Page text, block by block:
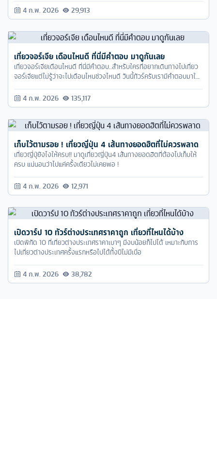
4 ก.พ. 2026 29,913
เที่ยวจอร์เจีย เดือนไหนดี ที่นี่มีคำตอบ มาดูกันเลย
เที่ยวจอร์เจียเดือนไหนดี ที่นี่มีคำตอบ..สำหรับใครที่อยากเดินทางไปเที่ยว
จอร์เจียแต่ไม่รู้ว่าจะไปเดือนไหนช่วงไหนดี วันนี้ทัวร์ครับเรามีคำตอบมาให้
4 ก.พ. 2026 135,117
เก็บไว้ตามรอย ! เที่ยวญี่ปุ่น 4 เส้นทางยอดฮิตที่ไม่ควรพลาด
เที่ยวญี่ปุ่ยังไงให้ครบ!! มาดูเที่ยวญี่ปุ่น4 เส้นทางยอดฮิตที่ต้องไปเก็บให้
ครบ แน่นอนว่าไปแค่ครั้งเดียวไม่เคยพอ !
4 ก.พ. 2026 12,971
เปิดวาร์ป 10 ทัวร์ต่างประเทศราคาถูก เที่ยวที่ไหนได้บ้าง
เปิดพิกัด 10 ที่เที่ยวต่างประเทศราคาเบาๆ มีงบน้อยก็ไปได้ เหมาะกับการ
ไปเที่ยวต่างประเทศครั้งแรกหรือไปได้ทั้งปีไม่มีเบื่อ
4 ก.พ. 2026 38,782